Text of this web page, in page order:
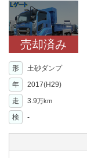
売却済み
形 土砂ダンプ
年
2017(H29)
走 3.9万km
検
-